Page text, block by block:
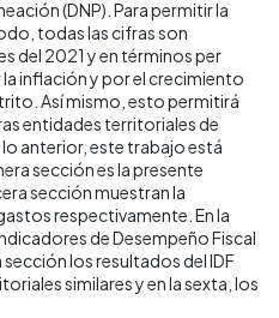
(DNP). Para permitir la
todas las cifras son
del 2021 y en términos per
inflación y por el crecimiento
Así mismo, esto permitirá
entidades territoriales de
anterior, este trabajo está
sección es la presente
sección muestran la
respectivamente. En la
de Desempeño Fiscal
sección los resultados del IDF
similares y en la sexta, los